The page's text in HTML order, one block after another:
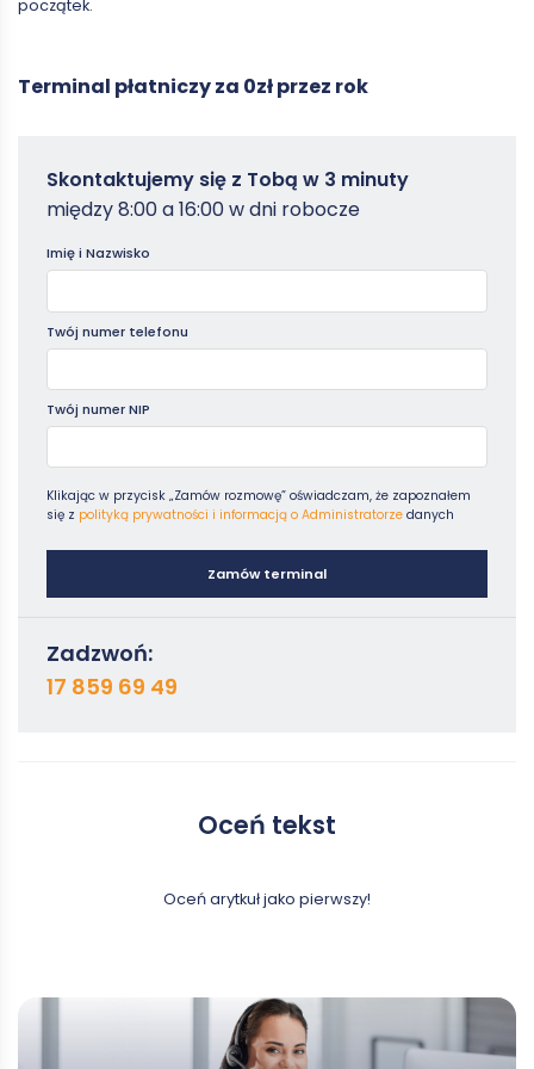
początek.
Terminal płatniczy za 0zł przez rok
Zamowterminal
Poradniki
Skontaktujemy się z Tobą w 3 minuty
między 8:00 a 16:00 w dni robocze
Imię i Nazwisko
Twój numer telefonu
Twój numer NIP
Klikając w przycisk „Zamów rozmowę” oświadczam, że zapoznałem
się z polityką prywatności i informacją o Administratorze danych
Zamów terminal
Zadzwoń:
17 859 69 49
Oceń tekst
Oceń arytkuł jako pierwszy!